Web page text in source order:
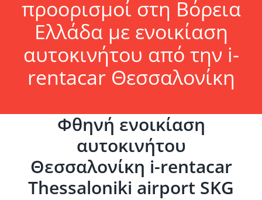
προορισμοί στη Βόρεια
Ελλάδα με ενοικίαση
αυτοκινήτου από την i-
rentacar Θεσσαλονίκη
Φθηνή ενοικίαση
αυτοκινήτου
Θεσσαλονίκη i-rentacar
Thessaloniki airport SKG